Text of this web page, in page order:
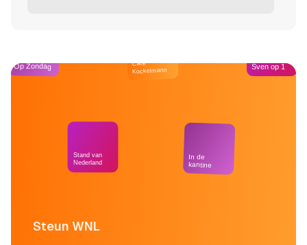
Steun WNL
Op Zondag
Stand van
Nederland
Café
Kockelmann
In de
kantine
Sven op 1